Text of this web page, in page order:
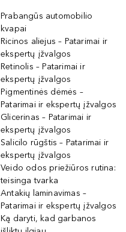
Prabangūs automobilio
kvapai
Ricinos aliejus – Patarimai ir
ekspertų įžvalgos
Retinolis – Patarimai ir
ekspertų įžvalgos
Pigmentinės dėmės –
Patarimai ir ekspertų įžvalgos
Glicerinas – Patarimai ir
ekspertų įžvalgos
Salicilo rūgštis – Patarimai ir
ekspertų įžvalgos
Veido odos priežiūros rutina:
teisinga tvarka
Antakių laminavimas –
Patarimai ir ekspertų įžvalgos
Ką daryti, kad garbanos